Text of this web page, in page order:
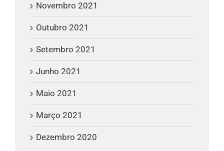
Novembro 2021
Outubro 2021
Setembro 2021
Junho 2021
Maio 2021
Março 2021
Dezembro 2020